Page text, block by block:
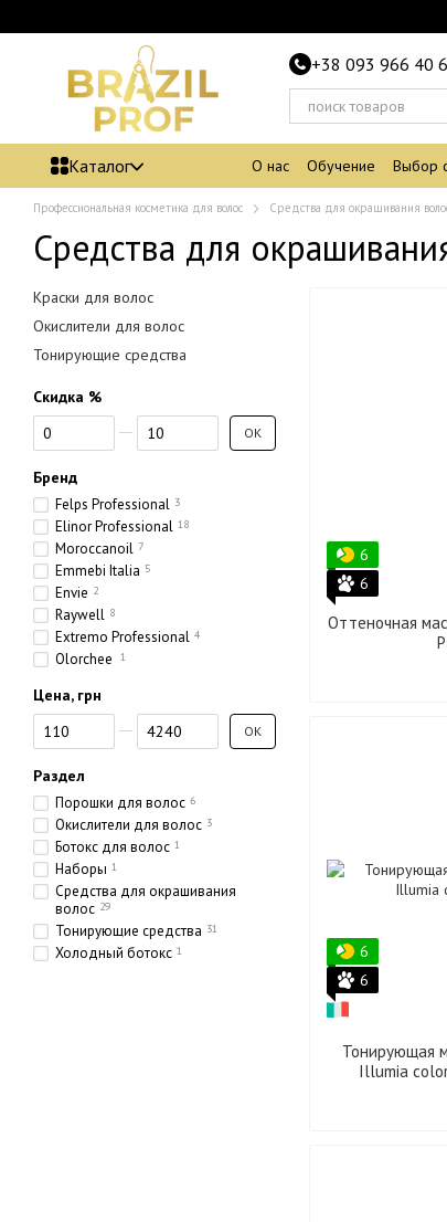
+38 093 966 40
Каталог О нас Обучение Выбор
Профессиональная косметика для волос Средства для окрашивания
Средства для
6
6
Оттеночная
6
6
Тонирующая
Illumia
Краски для волос
Окислители для волос
Тонирующие средства
Скидка %
От Скидка %
До Скидка % OK
Бренд
Felps Professional 3
Elinor Professional 18
Moroccanoil 7
Emmebi Italia 5
Envie 2
Raywell 8
Extremo Professional 4
Olorchee 1
Цена, грн
От Цена, грн
До Цена, грн OK
Раздел
Порошки для волос 6
Окислители для волос 3
Ботокс для волос 1
Наборы 1
Средства для окрашивания
волос 29
Тонирующие средства 31
Холодный ботокс 1